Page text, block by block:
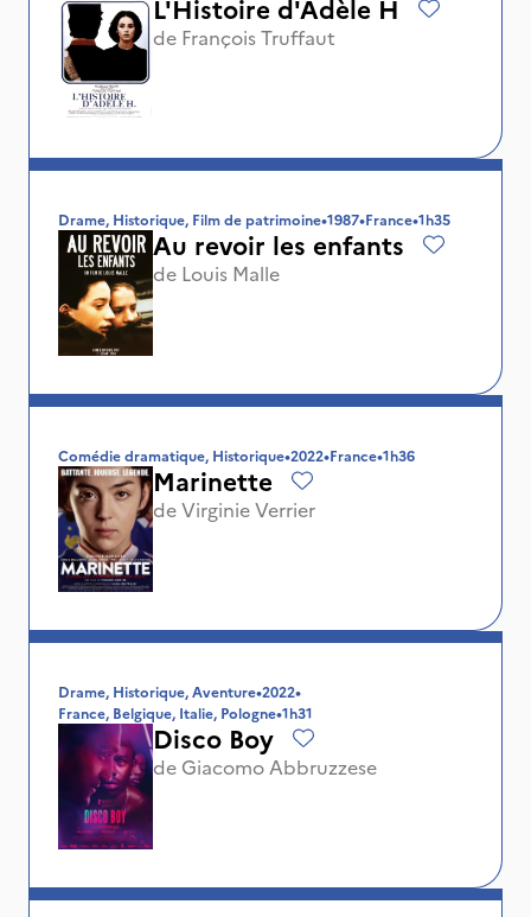
L'Histoire d'Adèle H
de François Truffaut
Drame, Historique, Film de patrimoine•1987•France•1h35
Au revoir les enfants
de Louis Malle
Comédie dramatique, Historique•2022•France•1h36
Marinette
deVirginie Verrier
Drame, Historique, Aventure•2022•
France, Belgique, Italie, Pologne•1h31
Disco Boy
de Giacomo Abbruzzese